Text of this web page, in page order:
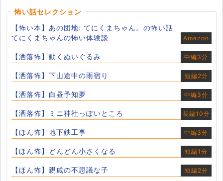
怖い話セレクション
【怖い本】あの団地: てにくまちゃん。の怖い話
てにくまちゃんの怖い体験談
Amazon
【洒落怖】動くぬいぐるみ 中編3分
【洒落怖】下山途中の雨宿り 短編2分
【洒落怖】白昼予知夢 中編3分
【洒落怖】ミニ神社っぽいところ 長編10分
【ほん怖】地下鉄工事 中編3分
【ほん怖】どんどん小さくなる 短編1分
【ほん怖】親戚の不思議な子 短編2分